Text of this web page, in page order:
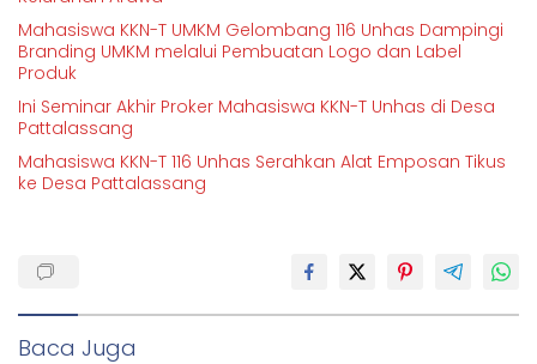
Mahasiswa KKN-T UMKM Gelombang 116 Unhas Dampingi
Branding UMKM melalui Pembuatan Logo dan Label
Produk
Ini Seminar Akhir Proker Mahasiswa KKN-T Unhas di Desa
Pattalassang
Mahasiswa KKN-T 116 Unhas Serahkan Alat Emposan Tikus
ke Desa Pattalassang
Baca Juga